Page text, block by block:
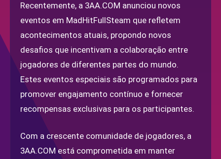
Recentemente, a 3AA.COM anunciou novos
eventos em MadHitFullSteam que refletem
acontecimentos atuais, propondo novos
desafios que incentivam a colaboração entre
jogadores de diferentes partes do mundo.
Estes eventos especiais são programados para
promover engajamento contínuo e fornecer
recompensas exclusivas para os participantes.
Com a crescente comunidade de jogadores, a
3AA.COM está comprometida em manter